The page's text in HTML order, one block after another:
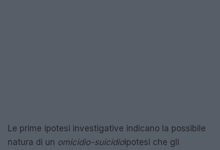
Le prime ipotesi investigative indicano la possibile
natura di un omicidio-suicidioipotesi che gli